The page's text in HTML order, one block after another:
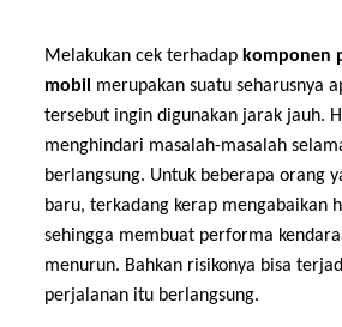
Melakukan cek terhadap komponen
mobil merupakan suatu seharusnya
tersebut ingin digunakan jarak jauh.
menghindari masalah-masalah
berlangsung. Untuk beberapa orang
baru, terkadang kerap mengabaikan
sehingga membuat performa
menurun. Bahkan risikonya bisa
perjalanan itu berlangsung.